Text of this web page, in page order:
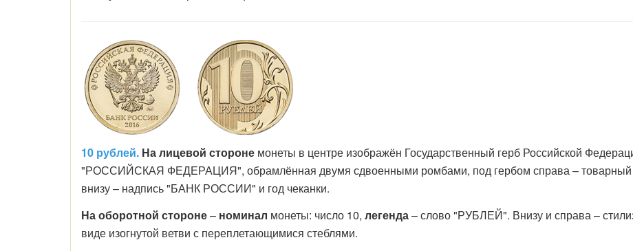
10 рублей. На лицевой стороне монеты в центре изображён Государственный герб Российской
"РОССИЙСКАЯ ФЕДЕРАЦИЯ", обрамлённая двумя сдвоенными ромбами, под гербом справа – товарный
внизу – надпись "БАНК РОССИИ" и год чеканки.
На оборотной стороне– номинал монеты: число 10, легенда– слово "РУБЛЕЙ". Внизу и справа –
виде изогнутой ветви с переплетающимися стеблями.